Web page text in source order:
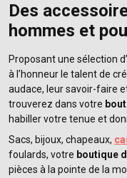
Des
hommes et
Proposant une sélection d’
à l’honneur le talent de
audace, leur savoir-faire
trouverez dans votre
habiller votre tenue et
Sacs, bijoux, chapeaux,
foulards, votre boutique
pièces à la pointe de la